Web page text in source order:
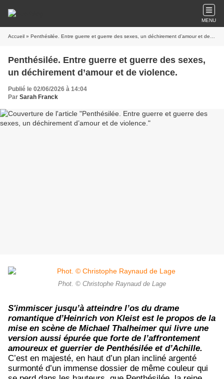
MENU
Accueil » Penthésilée. Entre guerre et guerre des sexes, un déchirement d’amour et de violence.
Penthésilée. Entre guerre et guerre des sexes,
un déchirement d’amour et de violence.
Publié le 02/06/2026 à 14:04
Par Sarah Franck
Phot. © Christophe Raynaud de Lage
S'immiscer jusqu’à atteindre l’os du drame
romantique d’Heinrich von Kleist est le propos de la
mise en scène de Michael Thalheimer qui livre une
version aussi épurée que forte de l’affrontement
amoureux et guerrier de Penthésilée et d’Achille.
C’est en majesté, en haut d’un plan incliné argenté
surmonté d’un immense dossier de même couleur qui